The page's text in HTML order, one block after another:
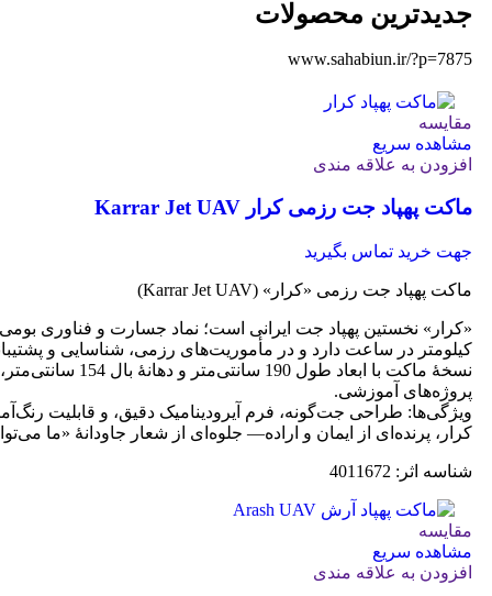
جدیدترین محصولات
www.sahabiun.ir/?p=7875
مقایسه
مشاهده سریع
افزودن به علاقه مندی
ماکت پهپاد جت رزمی کرار Karrar Jet UAV
جهت خرید تماس بگیرید
ماکت پهپاد جت رزمی «کرار» (Karrar Jet UAV)
کیلومتر در ساعت دارد و در مأموریت‌های رزمی، شناسایی و
نسخهٔ ماکت با
پروژه‌های آموزشی.
ویژگی‌ها: طراحی جت‌گونه، فرم آیرودینامیک دقیق، و قابلیت
کرار، پرنده‌ای از ایمان و اراده— جلوه‌ای از شعار جاودانۀ «ما
شناسه اثر: 4011672
مقایسه
مشاهده سریع
افزودن به علاقه مندی